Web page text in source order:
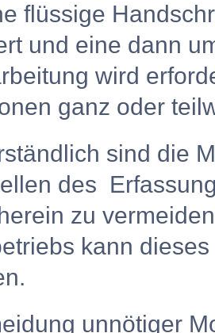
flüssige
und eine dann
wird
ganz oder
sind die
des
zu
kann
unnötiger